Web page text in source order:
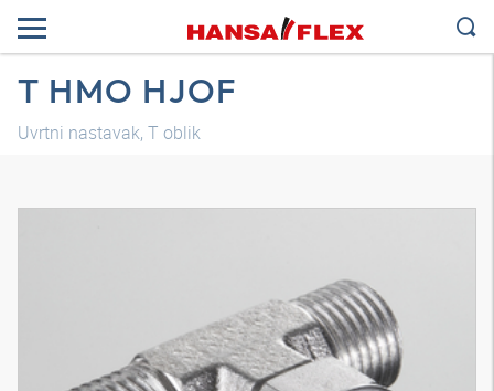
T HMO HJOF
Uvrtni nastavak, T oblik